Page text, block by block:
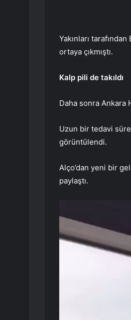
Yakınları
ortaya çıkmıştı.
Kalp pili de takıldı
Daha sonra Ankara
Uzun bir tedavi
görüntülendi.
Alço’dan yeni bir
paylaştı.